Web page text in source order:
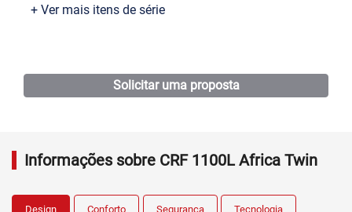
+ Ver mais itens de série
Solicitar uma proposta
Informações sobre CRF 1100L Africa Twin
Design Conforto Segurança Tecnologia